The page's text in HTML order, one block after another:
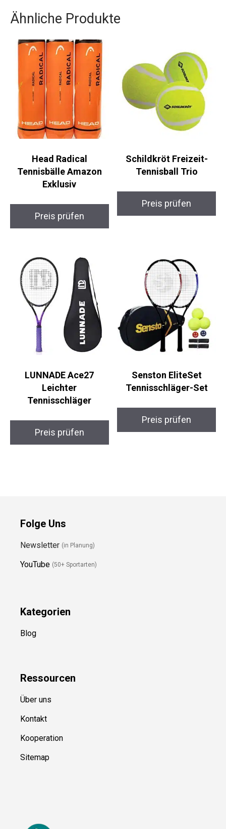
Grund, auf diesen Schuh zu verzichten.
Ähnliche Produkte
Head Radical
Tennisbälle Amazon
Exklusiv
Schildkröt Freizeit-
Tennisball Trio
LUNNADE Ace27
Tennisschläger
Tennisschläger-Set
Folge Uns
Kategorien
Ressource